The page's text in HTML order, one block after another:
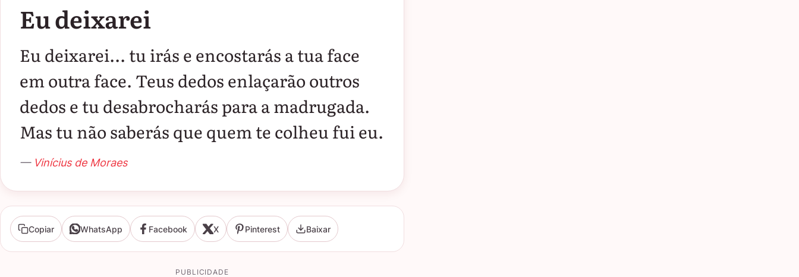
Eu deixarei
Eu deixarei... tu irás e encostarás a tua face
em outra face. Teus dedos enlaçarão outros
dedos e tu desabrocharás para a madrugada.
Mas tu não saberás que quem te colheu fui eu.
— Vinícius de Moraes
Copiar WhatsApp Facebook X Pinterest Baixar
PUBLICIDADE